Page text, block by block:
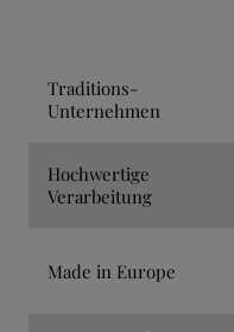
Traditions-
Unternehmen
Hochwertige
Verarbeitung
Made in Europe